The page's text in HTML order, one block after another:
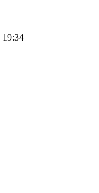
19:34